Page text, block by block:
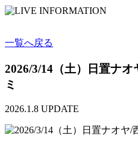
一覧へ戻る
2026/3/14（土）日置ナ
ミ
2026.1.8 UPDATE